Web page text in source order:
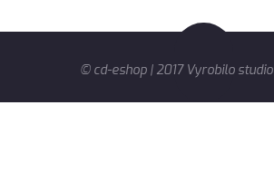
© cd-eshop | 2017 Vyrobilo studio